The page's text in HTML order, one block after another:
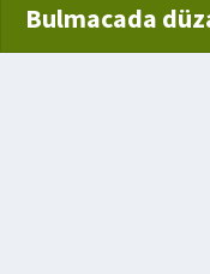
Bulmacada